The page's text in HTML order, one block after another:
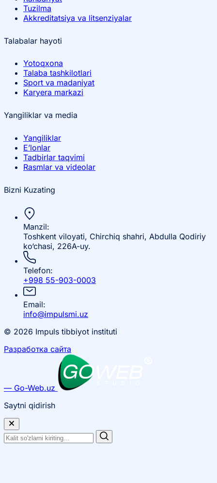
Tuzilma
Akkreditatsiya va litsenziyalar
Talabalar hayoti
Yotoqxona
Talaba tashkilotlari
Sport va madaniyat
Karyera markazi
Yangiliklar va media
Yangiliklar
E’lonlar
Tadbirlar taqvimi
Rasmlar va videolar
Bizni Kuzating
Manzil:
Toshkent viloyati, Chirchiq shahri, Abdulla Qodiriy
ko‘chasi, 226A-uy.
Telefon:
+998 55-903-0003
Email:
info@impulsmi.uz
© 2026 Impuls tibbiyot instituti
Разработка сайта
— Go-Web.uz
Saytni qidirish